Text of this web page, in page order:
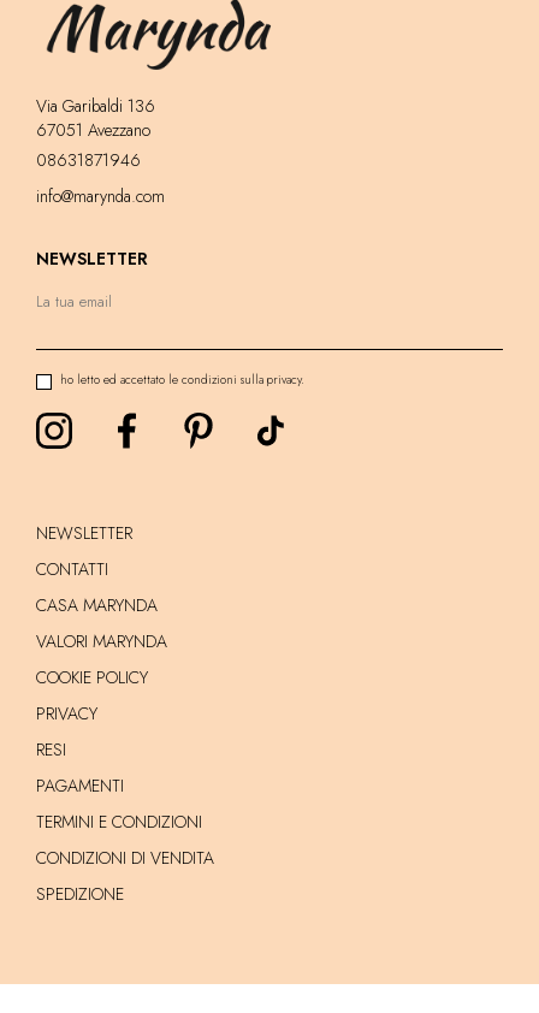
Via Garibaldi 136
67051 Avezzano
08631871946
info@marynda.com
NEWSLETTER
ho letto ed accettato le condizioni sulla privacy.
NEWSLETTER
CONTATTI
CASA MARYNDA
VALORI MARYNDA
COOKIE POLICY
PRIVACY
RESI
PAGAMENTI
TERMINI E CONDIZIONI
CONDIZIONI DI VENDITA
SPEDIZIONE